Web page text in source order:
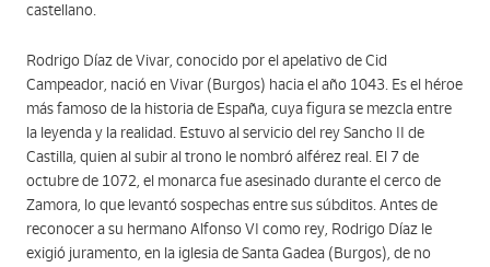
castellano.
Rodrigo Díaz de Vivar, conocido por el apelativo de Cid
Campeador, nació en Vivar (Burgos) hacia el año 1043. Es el héroe
más famoso de la historia de España, cuya figura se mezcla entre
la leyenda y la realidad. Estuvo al servicio del rey Sancho II de
Castilla, quien al subir al trono le nombró alférez real. El 7 de
octubre de 1072, el monarca fue asesinado durante el cerco de
Zamora, lo que levantó sospechas entre sus súbditos. Antes de
reconocer a su hermano Alfonso VI como rey, Rodrigo Díaz le
exigió juramento, en la iglesia de Santa Gadea (Burgos), de no